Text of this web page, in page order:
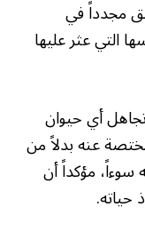
مجدداً في
التي عثر عليها
أي حيوان
عنه بدلاً من
سوءاً، مؤكداً أن
حياته.